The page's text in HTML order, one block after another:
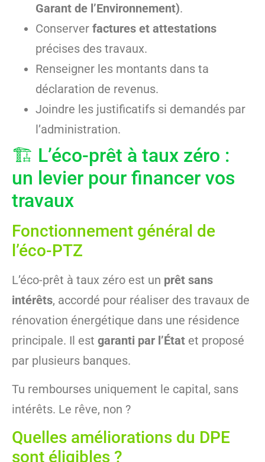
Garant de l’Environnement).
Conserver factures et attestations
précises des travaux.
Renseigner les montants dans ta
déclaration de revenus.
Joindre les justificatifs si demandés par
l’administration.
🏗️ L’éco-prêt à taux zéro :
un levier pour financer vos
travaux
Fonctionnement général de
l’éco-PTZ
L’éco-prêt à taux zéro est un prêt sans
intérêts, accordé pour réaliser des travaux de
rénovation énergétique dans une résidence
principale. Il est garanti par l’État et proposé
par plusieurs banques.
Tu rembourses uniquement le capital, sans
intérêts. Le rêve, non ?
Quelles améliorations du DPE
sont éligibles ?